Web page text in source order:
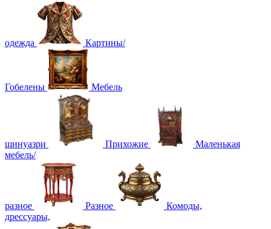
одежда Картины/
Гобелены Мебель
шинуазри Прихожие
Маленькая
мебель/
разное Разное
Комоды,
дрессуары,